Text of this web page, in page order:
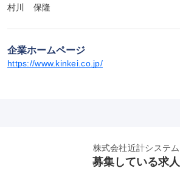
村川　保隆
企業ホームページ
https://www.kinkei.co.jp/
株式会社近計システム
募集している求人